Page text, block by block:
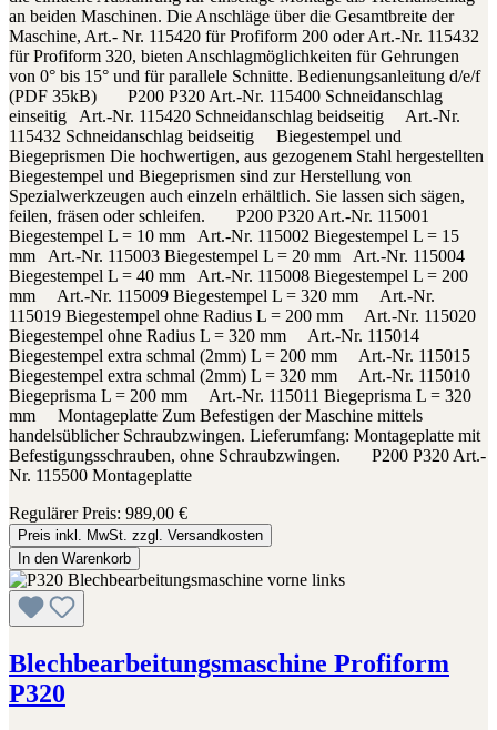
an beiden Maschinen. Die Anschläge über die Gesamtbreite der
Maschine, Art.- Nr. 115420 für Profiform 200 oder Art.-Nr. 115432
für Profiform 320, bieten Anschlagmöglichkeiten für Gehrungen
von 0° bis 15° und für parallele Schnitte. Bedienungsanleitung d/e/f
(PDF 35kB) P200 P320 Art.-Nr. 115400 Schneidanschlag
einseitig Art.-Nr. 115420 Schneidanschlag beidseitig Art.-Nr.
115432 Schneidanschlag beidseitig Biegestempel und
Biegeprismen Die hochwertigen, aus gezogenem Stahl hergestellten
Biegestempel und Biegeprismen sind zur Herstellung von
Spezialwerkzeugen auch einzeln erhältlich. Sie lassen sich sägen,
feilen, fräsen oder schleifen. P200 P320 Art.-Nr. 115001
Biegestempel L = 10 mm Art.-Nr. 115002 Biegestempel L = 15
mm Art.-Nr. 115003 Biegestempel L = 20 mm Art.-Nr. 115004
Biegestempel L = 40 mm Art.-Nr. 115008 Biegestempel L = 200
mm Art.-Nr. 115009 Biegestempel L = 320 mm Art.-Nr.
115019 Biegestempel ohne Radius L = 200 mm Art.-Nr. 115020
Biegestempel ohne Radius L = 320 mm Art.-Nr. 115014
Biegestempel extra schmal (2mm) L = 200 mm Art.-Nr. 115015
Biegestempel extra schmal (2mm) L = 320 mm Art.-Nr. 115010
Biegeprisma L = 200 mm Art.-Nr. 115011 Biegeprisma L = 320
mm Montageplatte Zum Befestigen der Maschine mittels
handelsüblicher Schraubzwingen. Lieferumfang: Montageplatte mit
Befestigungsschrauben, ohne Schraubzwingen. P200 P320 Art.-
Nr. 115500 Montageplatte
Regulärer Preis: 989,00 €
Preis inkl. MwSt. zzgl. Versandkosten
In den Warenkorb
Blechbearbeitungsmaschine Profiform
P320